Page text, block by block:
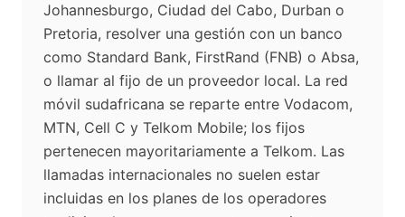
Johannesburgo, Ciudad del Cabo, Durban o
Pretoria, resolver una gestión con un banco
como Standard Bank, FirstRand (FNB) o Absa,
o llamar al fijo de un proveedor local. La red
móvil sudafricana se reparte entre Vodacom,
MTN, Cell C y Telkom Mobile; los fijos
pertenecen mayoritariamente a Telkom. Las
llamadas internacionales no suelen estar
incluidas en los planes de los operadores